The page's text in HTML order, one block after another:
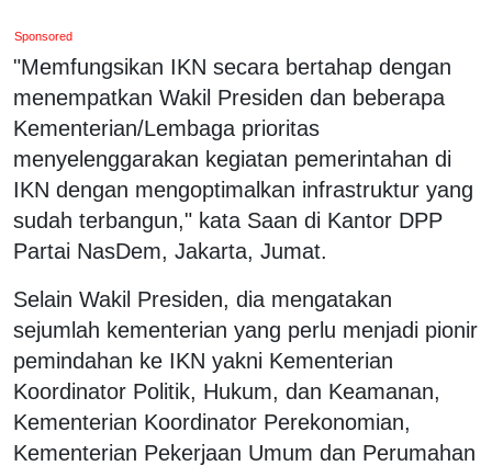
Sponsored
"Memfungsikan IKN secara bertahap dengan
menempatkan Wakil Presiden dan beberapa
Kementerian/Lembaga prioritas
menyelenggarakan kegiatan pemerintahan di
IKN dengan mengoptimalkan infrastruktur yang
sudah terbangun," kata Saan di Kantor DPP
Partai NasDem, Jakarta, Jumat.
Selain Wakil Presiden, dia mengatakan
sejumlah kementerian yang perlu menjadi pionir
pemindahan ke IKN yakni Kementerian
Koordinator Politik, Hukum, dan Keamanan,
Kementerian Koordinator Perekonomian,
Kementerian Pekerjaan Umum dan Perumahan